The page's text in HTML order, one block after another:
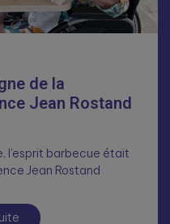
de la
Jean Rostand
l’esprit barbecue était
Jean Rostand